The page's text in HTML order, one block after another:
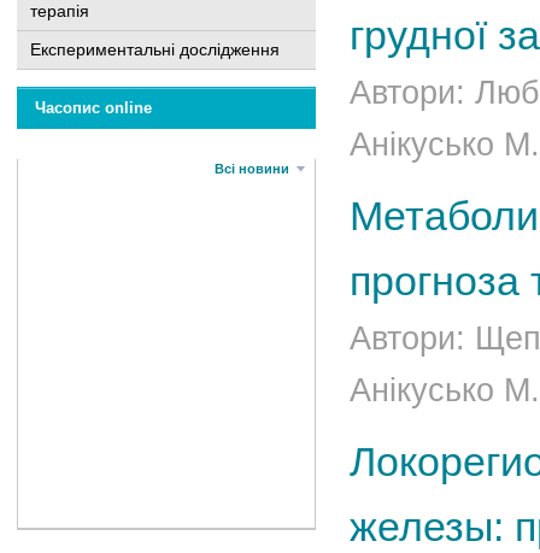
терапія
Експериментальні дослідження
Часопис online
Всі новини
грудної
Автори:
Анікусько
прогноза
Автори:
Анікусько
железы: